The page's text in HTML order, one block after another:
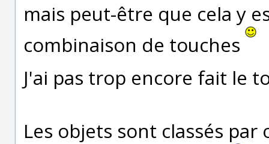
mais peut-être que cela y
combinaison de touches
J'ai pas trop encore fait le
Les objets sont classés